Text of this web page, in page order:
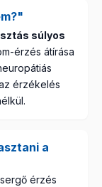
súlyos
érzés átírása
érzékelés
a
érzés